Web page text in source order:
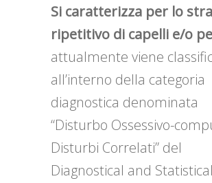
Si caratterizza per lo
ripetitivo di capelli e/o
attualmente viene
all’interno della categoria
diagnostica denominata
“Disturbo Ossessivo-
Disturbi Correlati” del
Diagnostical and Statistical